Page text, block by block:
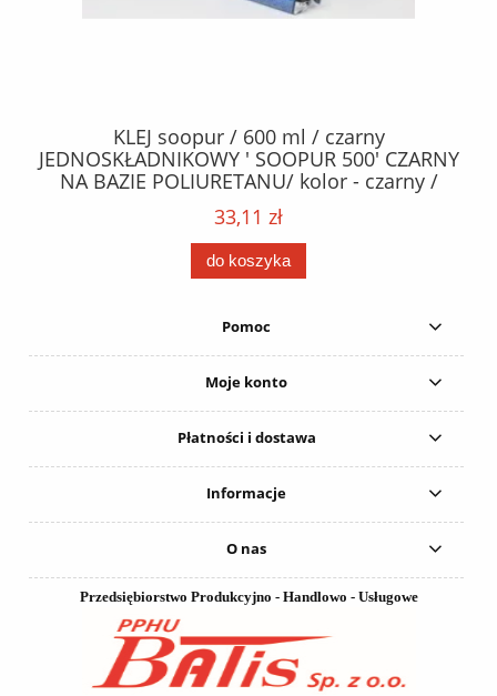
KLEJ soopur / 600 ml / czarny
JEDNOSKŁADNIKOWY ' SOOPUR 500' CZARNY
NA BAZIE POLIURETANU/ kolor - czarny /
karton 20 szt. / pistolet do kleju 307730 /
33,11 zł
do koszyka
Pomoc
Moje konto
Płatności i dostawa
Informacje
O nas
Przedsiębiorstwo Produkcyjno - Handlowo - Usługowe